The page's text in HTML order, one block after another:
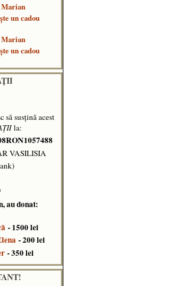
Marian
un cadou
Marian
un cadou
să susțină acest
la:
VASILISIA
au donat:
- 1500 lei
- 200 lei
- 350 lei